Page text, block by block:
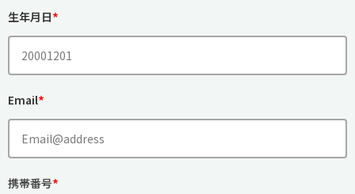
生年月日*
Email*
携帯番号*